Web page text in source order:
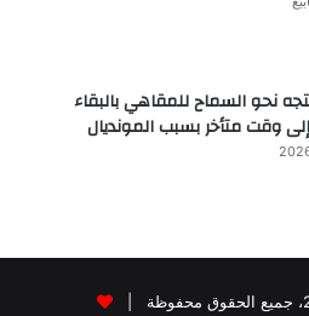
نحو السماح للمقاهي بالبقاء
وقت متأخر بسبب المونديال